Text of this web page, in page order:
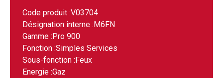
Code produit :V03704
Désignation interne :M6FN
Gamme :Pro 900
Fonction :Simples Services
Sous-fonction :Feux
Energie :Gaz